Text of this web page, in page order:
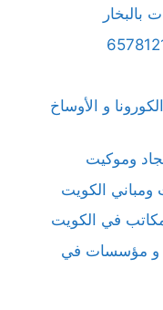
و الأوساخ
وموكيت
الكويت
في الكويت
و مؤسسات في